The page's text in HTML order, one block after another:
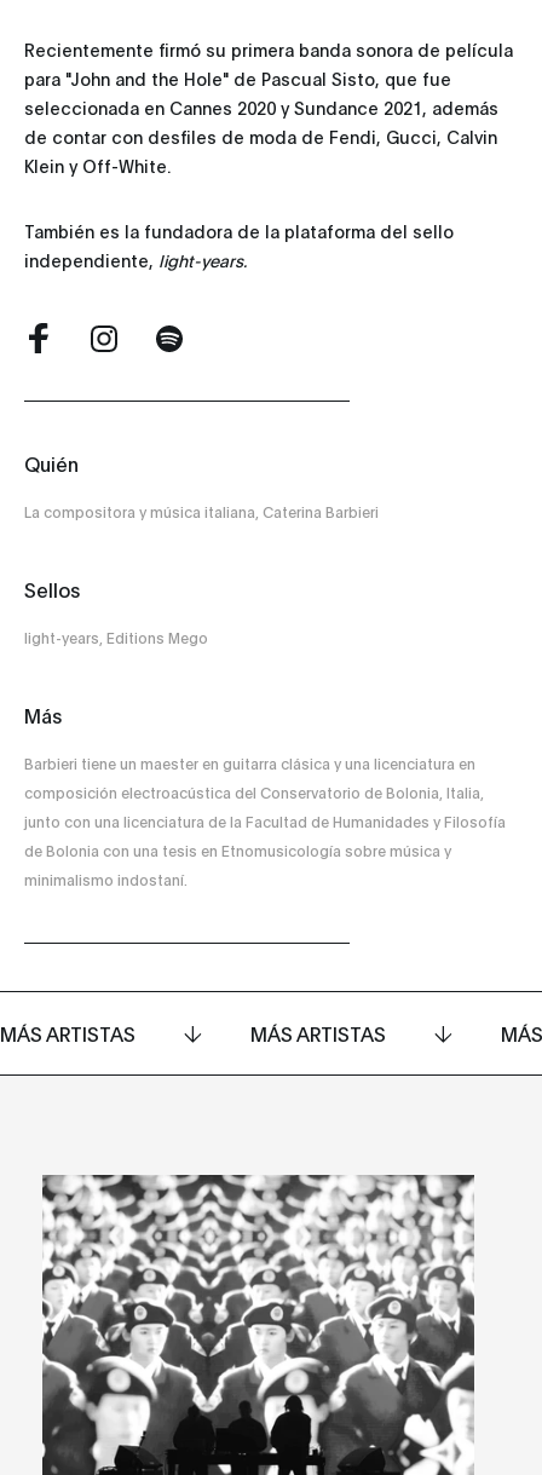
Recientemente firmó su primera banda sonora de película
para "John and the Hole" de Pascual Sisto, que fue
seleccionada en Cannes 2020 y Sundance 2021, además
de contar con desfiles de moda de Fendi, Gucci, Calvin
Klein y Off-White.
También es la fundadora de la plataforma del sello
independiente, light-years.
Quién
La compositora y música italiana, Caterina Barbieri
Sellos
light-years, Editions Mego
Más
Barbieri tiene un maester en guitarra clásica y una licenciatura en
composición electroacústica del Conservatorio de Bolonia, Italia,
junto con una licenciatura de la Facultad de Humanidades y Filosofía
de Bolonia con una tesis en Etnomusicología sobre música y
minimalismo indostaní.
MÁS ARTISTAS MÁS ARTISTAS